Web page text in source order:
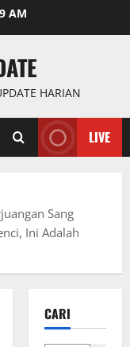
AM
HARIAN
LIVE
Sang
Ini Adalah
CARI